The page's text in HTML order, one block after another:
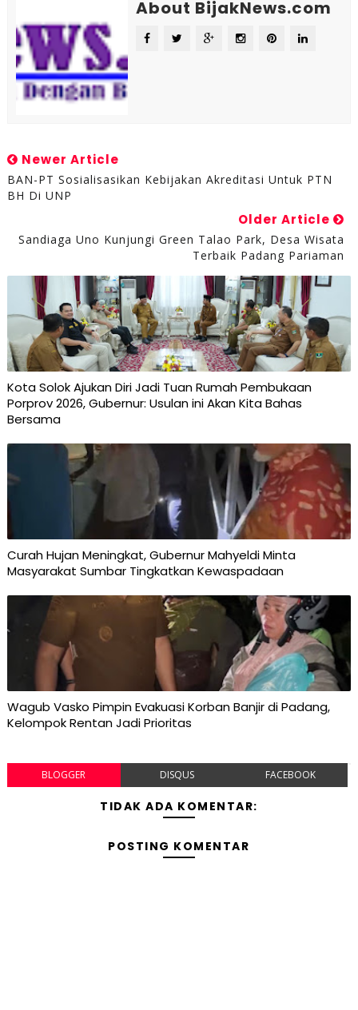
About BijakNews.com
Newer Article
BAN-PT Sosialisasikan Kebijakan Akreditasi Untuk PTN
BH Di UNP
Older Article
Sandiaga Uno Kunjungi Green Talao Park, Desa Wisata
Terbaik Padang Pariaman
Kota Solok Ajukan Diri Jadi Tuan Rumah Pembukaan
Porprov 2026, Gubernur: Usulan ini Akan Kita Bahas
Bersama
Curah Hujan Meningkat, Gubernur Mahyeldi Minta
Masyarakat Sumbar Tingkatkan Kewaspadaan
Wagub Vasko Pimpin Evakuasi Korban Banjir di Padang,
Kelompok Rentan Jadi Prioritas
BLOGGER DISQUS FACEBOOK
TIDAK ADA KOMENTAR:
POSTING KOMENTAR